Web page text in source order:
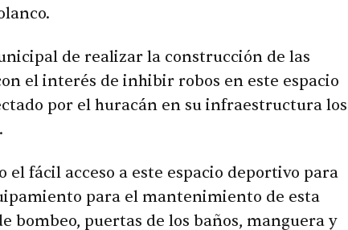
de realizar la construcción de las
el interés de inhibir robos en este espacio
por el huracán en su infraestructura los
el fácil acceso a este espacio deportivo para
para el mantenimiento de esta
bombeo, puertas de los baños, manguera y